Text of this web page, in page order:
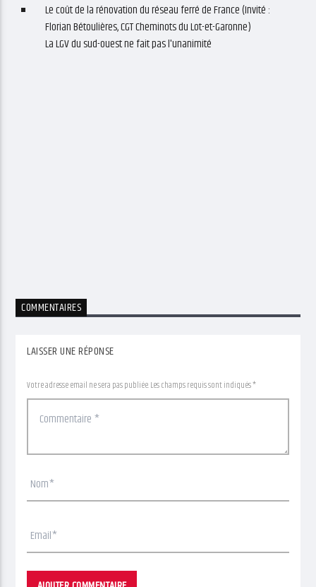
Le coût de la rénovation du réseau ferré de France (Invité :
Florian Bétoulières, CGT Cheminots du Lot-et-Garonne)
La LGV du sud-ouest ne fait pas l'unanimité
COMMENTAIRES
LAISSER UNE RÉPONSE
Votre adresse email ne sera pas publiée. Les champs requis sont indiqués *